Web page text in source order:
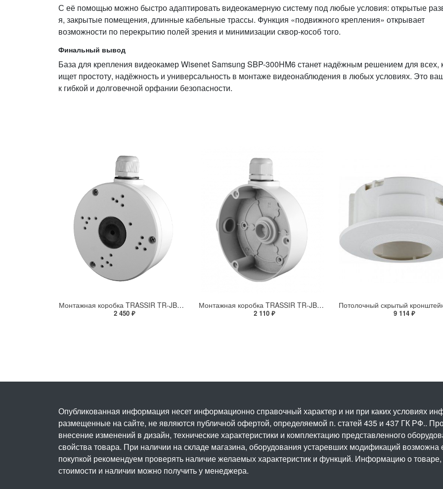
С её помощью можно быстро адаптировать видеокамерную систему под любые условия: открытые
я, закрытые помещения, длинные кабельные трассы. Функция «подвижного крепления» открывает
возможности по перекрытию полей зрения и минимизации сквор-кособ того.
Финальный вывод
База для крепления видеокамер Wisenet Samsung SBP-300HM6 станет надёжным решением для всех,
ищет простоту, надёжность и универсальность в монтаже видеонаблюдения в любых условиях. Это
к гибкой и долговечной орфан­ии безопасности.
Монтажная коробка TRASSIR TR-JB306
2 450 ₽
Монтажная коробка TRASSIR TR-JB303
2 110 ₽ 9 114 ₽
Опубликованная информация несет информационно справочный характер и ни при каких условиях
размещенные на сайте, не являются публичной офертой, определяемой п. статей 435 и 437 ГК РФ..
внесение изменений в дизайн, технические характеристики и комплектацию представленного
свойства товара. При наличии на складе магазина, оборудования устаревших модификаций
покупкой рекомендуем проверять наличие желаемых характеристик и функций. Информацию о товаре,
стоимости и наличии можно получить у менеджера.